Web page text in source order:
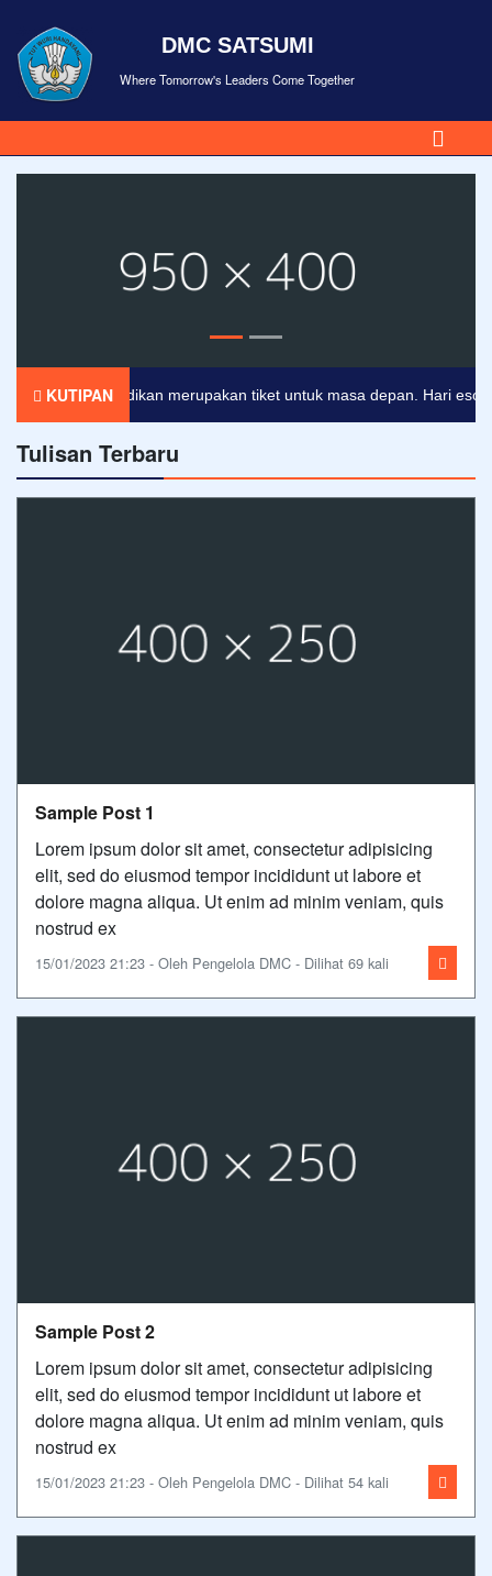
DMC SATSUMI
Where Tomorrow's Leaders Come Together
KUTIPAN
Pendidikan merupakan tiket untuk masa depan. Hari esok
Tulisan Terbaru
Sample Post 1
Lorem ipsum dolor sit amet, consectetur adipisicing
elit, sed do eiusmod tempor incididunt ut labore et
dolore magna aliqua. Ut enim ad minim veniam, quis
nostrud ex
15/01/2023 21:23 - Oleh Pengelola DMC - Dilihat 69 kali
Sample Post 2
Lorem ipsum dolor sit amet, consectetur adipisicing
elit, sed do eiusmod tempor incididunt ut labore et
dolore magna aliqua. Ut enim ad minim veniam, quis
nostrud ex
15/01/2023 21:23 - Oleh Pengelola DMC - Dilihat 54 kali